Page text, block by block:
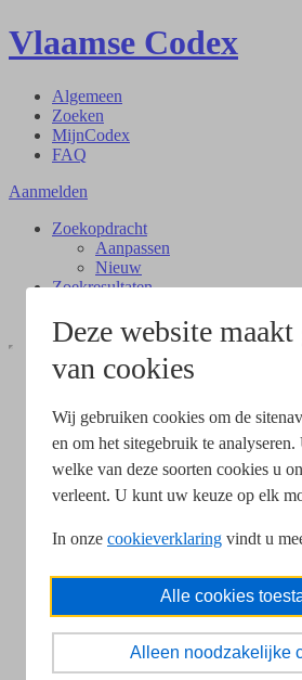
Deze website
van cookies
Wij gebruiken cookies om de
en om het sitegebruik te
welke van deze soorten cookies u
verleent. U kunt uw keuze op elk
In onze cookieverklaring vindt u
Alle cookies
Alleen noodzakelijke
Vlaamse Codex
Algemeen
Zoeken
MijnCodex
FAQ
Aanmelden
Zoekopdracht
Aanpassen
Nieuw
Zoekresultaten